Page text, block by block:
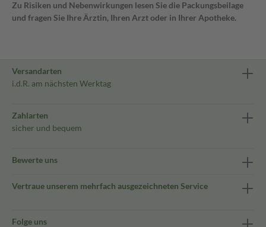
Zu Risiken und Nebenwirkungen lesen Sie die Packungsbeilage
und fragen Sie Ihre Ärztin, Ihren Arzt oder in Ihrer Apotheke.
Versandarten
i.d.R. am nächsten Werktag
Zahlarten
sicher und bequem
Bewerte uns
Vertraue unserem mehrfach ausgezeichneten Service
Folge uns